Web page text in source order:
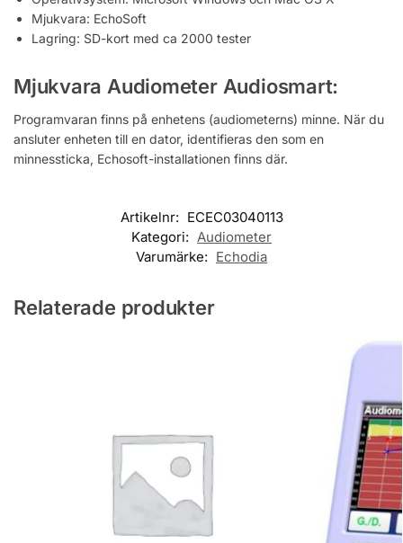
Mjukvara: EchoSoft
Lagring: SD-kort med ca 2000 tester
Mjukvara Audiometer Audiosmart:
Programvaran finns på enhetens (audiometerns) minne. När du
ansluter enheten till en dator, identifieras den som en
minnessticka, Echosoft-installationen finns där.
Artikelnr: ECEC03040113
Kategori: Audiometer
Varumärke: Echodia
Relaterade produkter